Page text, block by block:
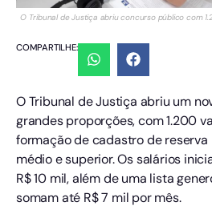
O Tribunal de Justiça abriu concurso público com
COMPARTILHE:
O Tribunal de Justiça abriu um
grandes proporções, com 1.200
formação de cadastro de reserva
médio e superior. Os salários
R$ 10 mil, além de uma lista
somam até R$ 7 mil por mês.